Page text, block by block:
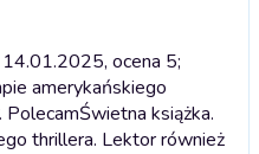
ocena 5;
amerykańskiego
PolecamŚwietna książka.
thrillera. Lektor również